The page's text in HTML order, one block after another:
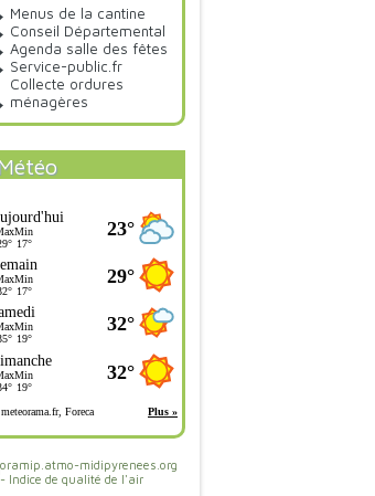
Menus de la cantine
Conseil Départemental
Agenda salle des fêtes
Service-public.fr
Collecte ordures
ménagères